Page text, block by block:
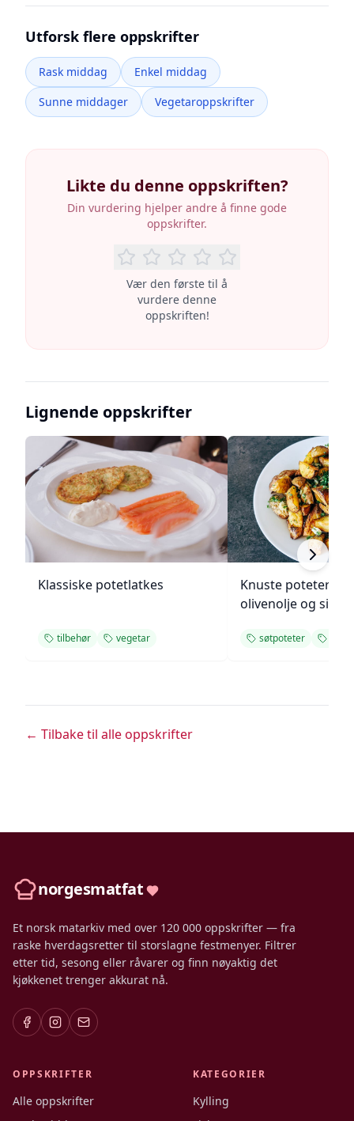
Utforsk flere oppskrifter
Rask middag
Enkel middag
Sunne middager
Vegetaroppskrifter
Likte du denne oppskriften?
Din vurdering hjelper andre å finne gode
oppskrifter.
Vær den første til å
vurdere denne
oppskriften!
Lignende oppskrifter
Klassiske potetlatkes
tilbehør vegetar
Knuste poteter
olivenolje og sitron
søtpoteter
← Tilbake til alle oppskrifter
norgesmatfat
Et norsk matarkiv med over 120 000 oppskrifter — fra
raske hverdagsretter til storslagne festmenyer. Filtrer
etter tid, sesong eller råvarer og finn nøyaktig det
kjøkkenet trenger akkurat nå.
OPPSKRIFTER
Alle oppskrifter
KATEGORIER
Kylling